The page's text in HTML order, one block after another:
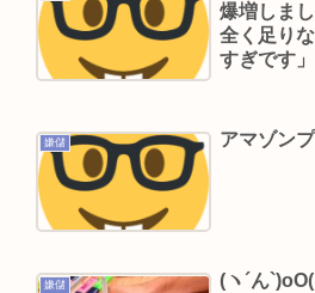
ケンコバ(略してケンドーコ
で炭酸を飲むとあばら骨が
爆増しま
全く足り
すぎです
嫌儲 アマゾン
嫌儲
(ヽ´ん